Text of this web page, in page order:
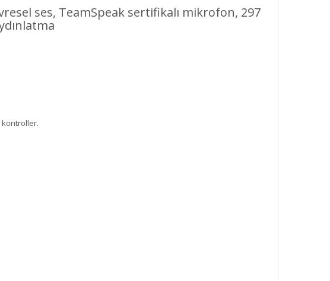
ses, TeamSpeak sertifikalı mikrofon, 297
kontroller.